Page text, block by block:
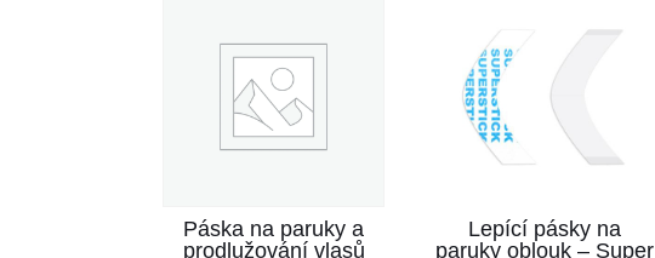
Páska na paruky a
prodlužování vlasů
Lepící pásky na
paruky oblouk – Super